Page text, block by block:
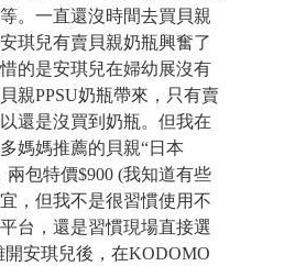
。一直還沒時間去買貝親
琪兒有賣貝親奶瓶興奮了
的是安琪兒在婦幼展沒有
親PPSU奶瓶帶來，只有賣
還是沒買到奶瓶。但我在
媽媽推薦的貝親“日本
兩包特價$900 (我知道有些
，但我不是很習慣使用不
台，還是習慣現場直接選
開安琪兒後，在KODOMO